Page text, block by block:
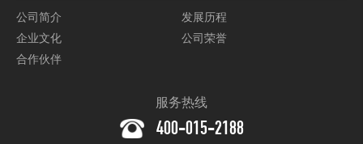
公司简介
发展历程
企业文化
公司荣誉
合作伙伴
服务热线
400-015-2188